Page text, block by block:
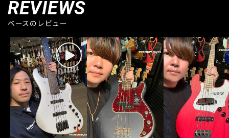
REVIEWS
ベースのレビュー